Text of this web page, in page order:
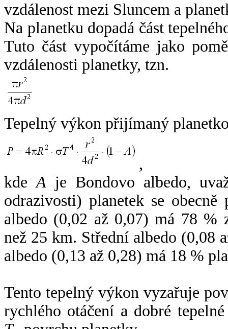
vzdálenost mezi Sluncem a
Na planetku dopadá část
Tuto část vypočítáme jako
vzdálenosti planetky, tzn.
Tepelný výkon přijímaný
,
kdeA je Bondovo albedo,
odrazivosti) planetek se
albedo (0,02 až 0,07) má 78 %
než 25 km. Střední albedo (0,08
albedo (0,13 až 0,28) má 18 %
Tento tepelný výkon vyzařuje
rychlého otáčení a dobré